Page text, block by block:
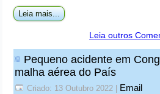
Leia mais...
Leia outros
Pequeno acidente em
malha aérea do País
Criado: 13 Outubro 2022 Email